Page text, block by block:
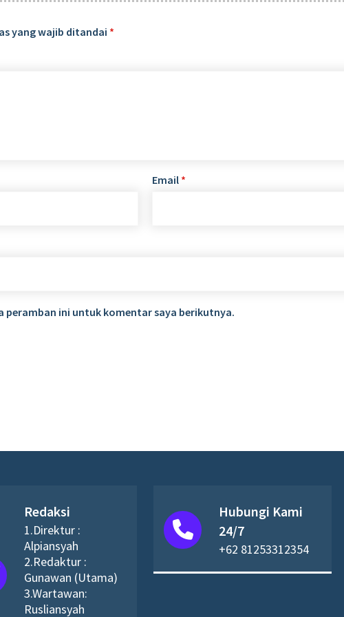
yang wajib ditandai *
Email *
peramban ini untuk komentar saya berikutnya.
Redaksi
1.Direktur :
Alpiansyah
2.Redaktur :
Gunawan (Utama)
3.Wartawan:
Rusliansyah
Hubungi Kami
24/7
+62 81253312354